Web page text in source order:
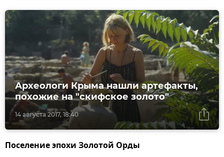
14 августа 2017, 18:40
Археологи Крыма нашли артефакты,
похожие на "скифское золото"
Поселение эпохи Золотой Орды